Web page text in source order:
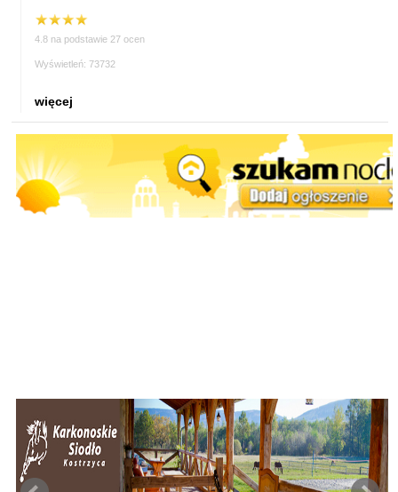
4.8 na podstawie 27 ocen
Wyświetleń: 73732
więcej